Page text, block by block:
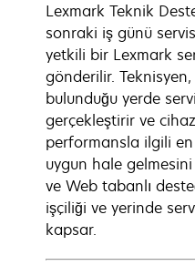
Lexmark Teknik
sonraki iş günü
yetkili bir Lexmark
gönderilir. Teknisyen,
bulunduğu yerde
gerçekleştirir ve
performansla ilgili en
uygun hale
ve Web tabanlı
işçiliği ve yerinde
kapsar.